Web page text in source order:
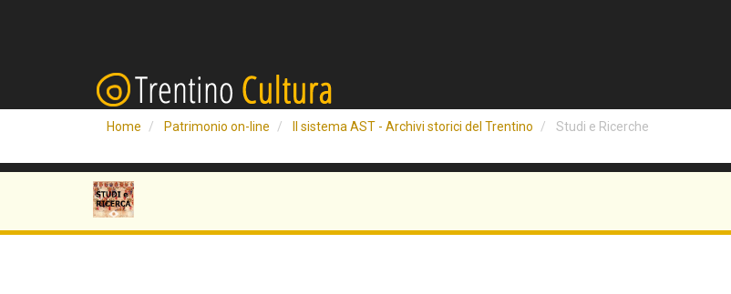
Home Patrimonio on-line Il sistema AST - Archivi storici del Trentino Studi e Ricerche